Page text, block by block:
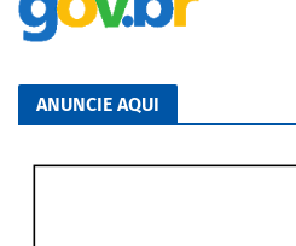
ANUNCIE AQUI